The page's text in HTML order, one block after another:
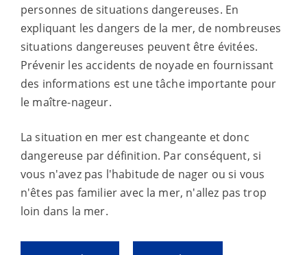
personnes de situations dangereuses. En
expliquant les dangers de la mer, de nombreuses
situations dangereuses peuvent être évitées.
Prévenir les accidents de noyade en fournissant
des informations est une tâche importante pour
le maître-nageur.
La situation en mer est changeante et donc
dangereuse par définition. Par conséquent, si
vous n'avez pas l'habitude de nager ou si vous
n'êtes pas familier avec la mer, n'allez pas trop
loin dans la mer.